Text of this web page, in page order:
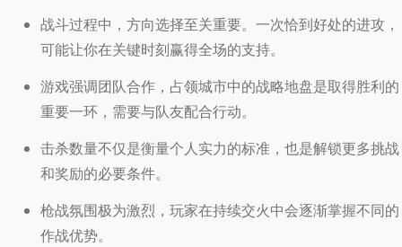
战斗过程中，方向选择至关重要。一次恰到好处的进攻，
可能让你在关键时刻赢得全场的支持。
游戏强调团队合作，占领城市中的战略地盘是取得胜利的
重要一环，需要与队友配合行动。
击杀数量不仅是衡量个人实力的标准，也是解锁更多挑战
和奖励的必要条件。
枪战氛围极为激烈，玩家在持续交火中会逐渐掌握不同的
作战优势。